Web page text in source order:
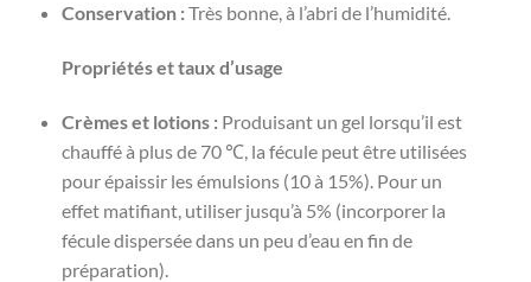
Conservation :Très bonne, à l’abri de l’humidité.
Propriétés et taux d’usage
Crèmes et lotions : Produisant un gel lorsqu’il est
chauffé à plus de 70 ℃, la fécule peut être utilisées
pour épaissir les émulsions (10 à 15%). Pour un
effet matifiant, utiliser jusqu’à 5% (incorporer la
fécule dispersée dans un peu d’eau en fin de
préparation).